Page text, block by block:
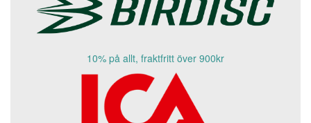
10% på allt, fraktfritt över 900kr